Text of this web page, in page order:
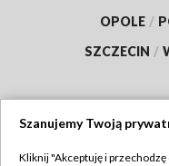
OPOLE /
SZCZECIN /
Szanujemy Twoją
Kliknij "Akceptuję i